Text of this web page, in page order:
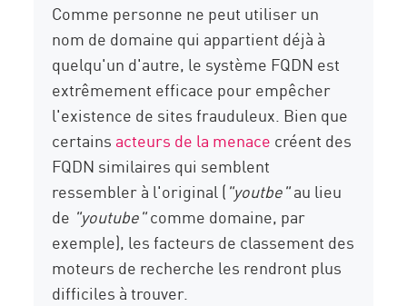
Comme personne ne peut utiliser un
nom de domaine qui appartient déjà à
quelqu'un d'autre, le système FQDN est
extrêmement efficace pour empêcher
l'existence de sites frauduleux. Bien que
certains acteurs de la menace créent des
FQDN similaires qui semblent
ressembler à l'original ("youtbe"au lieu
de "youtube"comme domaine, par
exemple), les facteurs de classement des
moteurs de recherche les rendront plus
difficiles à trouver.